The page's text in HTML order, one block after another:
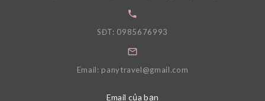
SĐT: 0985676993
Email: panytravel@gmail.com
Email của bạn